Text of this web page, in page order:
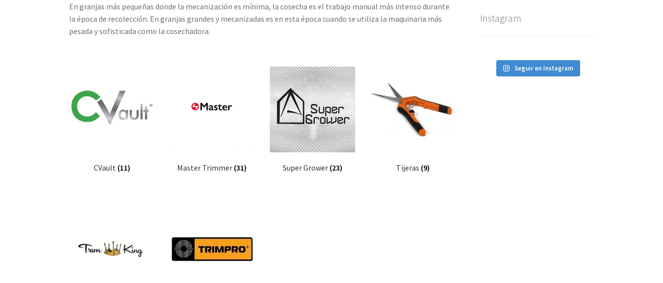
En granjas más pequeñas donde la mecanización es mínima, la cosecha es el trabajo manual más intenso durante
la época de recolección. En granjas grandes y mecanizadas es en esta época cuando se utiliza la maquinaria más
pesada y sofisticada como la cosechadora.
CVault (11) Master Trimmer (31) Super Grower (23) Tijeras (9)
Instagram
Seguir en Instagram